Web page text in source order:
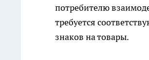
потребителю
требуется
знаков на товары.